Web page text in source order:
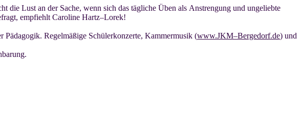
die Lust an der Sache, wenn sich das tägliche Üben als Anstrengung und ungeliebte
empfiehlt Caroline Hartz–Lorek!
Pädagogik. Regelmäßige Schülerkonzerte, Kammermusik (www.JKM–Bergedorf.de) und